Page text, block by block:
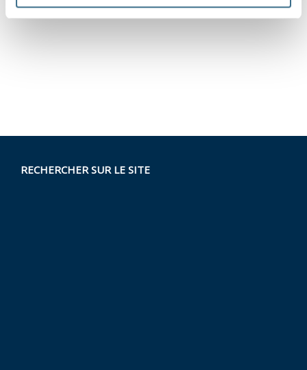
RECHERCHER SUR LE SITE